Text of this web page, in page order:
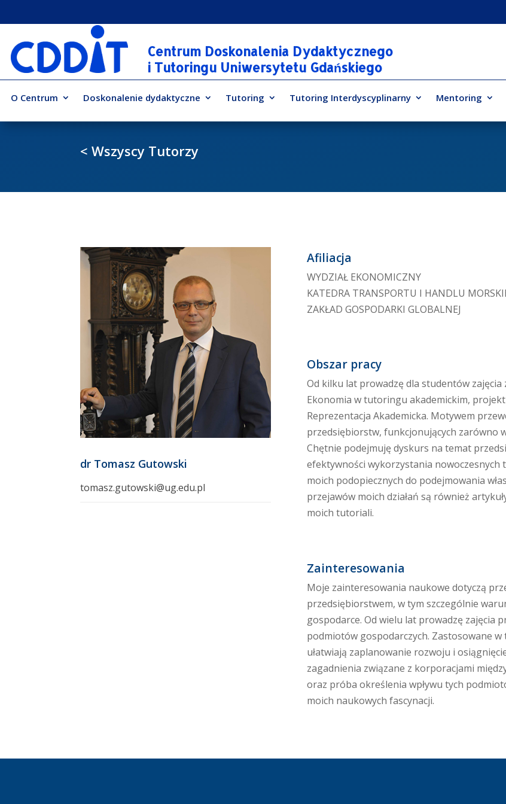
Centrum Doskonalenia Dydaktycznego
i Tutoringu Uniwersytetu Gdańskiego
O Centrum Doskonalenie dydaktyczne Tutoring Tutoring Interdyscyplinarny Mentoring
< Wszyscy Tutorzy
dr Tomasz Gutowski
tomasz.gutowski@ug.edu.pl
Afiliacja
WYDZIAŁ EKONOMICZNY
KATEDRA TRANSPORTU I HANDLU
ZAKŁAD GOSPODARKI GLOBALNEJ
Obszar pracy
Od kilku lat prowadzę dla studentów
Ekonomia w tutoringu akademickim,
Reprezentacja Akademicka. Motywem
przedsiębiorstw, funkcjonujących zarówno
Chętnie podejmuję dyskurs na temat
efektywności wykorzystania
moich podopiecznych do podejmowania
przejawów moich działań są również
moich tutoriali.
Zainteresowania
Moje zainteresowania naukowe dotyczą
przedsiębiorstwem, w tym szczególnie
gospodarce. Od wielu lat prowadzę zajęcia
podmiotów gospodarczych. Zastosowane
ułatwiają zaplanowanie rozwoju i
zagadnienia związane z korporacjami
oraz próba określenia wpływu tych
moich naukowych fascynacji.